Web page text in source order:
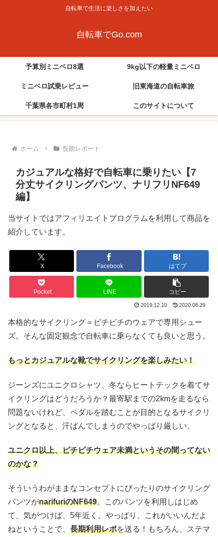
自転車で生活に楽しさを加えたい
自転車でGo.com
予算別ミニベロ8選 9kg以下の軽量ミニベロ
ミニベロ試乗レビュー 旧東海道の自転車旅
千葉県各市町村1周 このサイトについて
ホーム 長期レポート
カジュアルな格好で自転車に乗りたい【7
分丈サイクリングパンツ、ナリフリNF649
編】
当サイトではアフィリエイトプログラムを利用して商品を
紹介しています。
X Facebook はてブ
Pocket LINE コピー
2019.12.10 2020.08.29
本格的なサイクリング＝ピチピチのウェアで専用シュー
ズ。そんな固定観念で自転車に乗らなくても良いと思う。
もっとカジュアルな靴でサイクリングを楽しみたい！
ジーンズにユニクロシャツ、冬ならヒートテックを着てサ
イクリングはどうだろうか？最寄駅までの2kmを走るなら
問題ないけれど、ペダルを踏むことが目的となるサイクリ
ングとなると、汗ばんでしまうのでやっぱり厳しい。
ユニクロ以上、ピチピチウェア未満というその間ってない
のかな？
そういうわがままなコンセプトにぴったりのサイクリング
パンツがnarifuriのNF649。このパンツを利用しはじめ
て、気がつけば、5年近く。やっぱり、これがいいんだよ
ねということで、 長期利用レポを送る！もちろん、ステマ